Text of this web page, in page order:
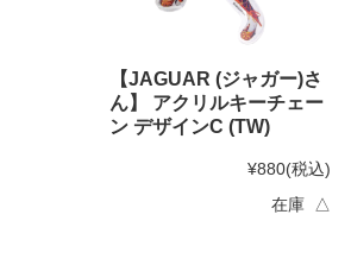
【JAGUAR (ジャガー)さ
ん】 アクリルキーチェー
ン デザインC (TW)
¥880(税込)
在庫 △